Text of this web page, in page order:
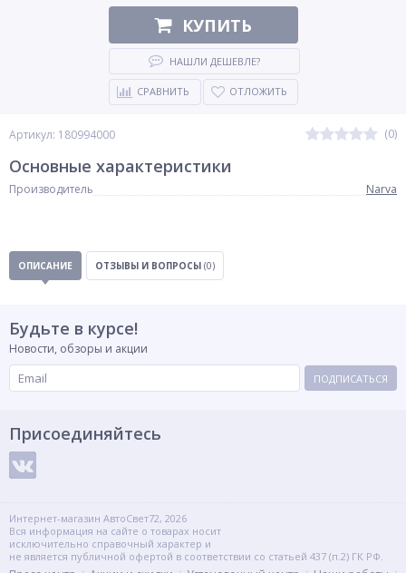
Артикул: 180994000 (0)
КУПИТЬ
НАШЛИ ДЕШЕВЛЕ?
СРАВНИТЬ ОТЛОЖИТЬ
Основные характеристики
Производитель Narva
ОПИСАНИЕ ОТЗЫВЫ И ВОПРОСЫ (0)
Будьте в курсе!
Новости, обзоры и акции
ПОДПИСАТЬСЯ
Присоединяйтесь
Интернет-магазин АвтоСвет72, 2026
Вся информация на сайте о товарах носит
исключительно справочный характер и
не является публичной офертой в соответствии со статьей 437 (п.2) ГК РФ.